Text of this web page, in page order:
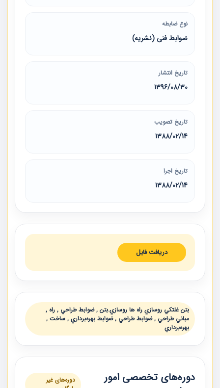
نوع ضابطه
ضوابط فنی (نشریه)
تاریخ انتشار
1396/08/30
تاریخ تصویب
1388/02/14
تاریخ اجرا
1388/02/14
دریافت فایل
بتن غلتكي روسازي راه ها روسازي.بتن , ضوابط طراحي , راه ,
مباني طراحي , ضوابط طراحي , ضوابط بهره‌برداري , ساخت ,
بهره‌برداري
دوره‌های تخصصی امور
دوره‌های غیر